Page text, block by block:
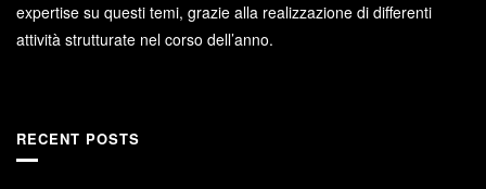
expertise su questi temi, grazie alla realizzazione di differenti
attività strutturate nel corso dell’anno.
RECENT POSTS